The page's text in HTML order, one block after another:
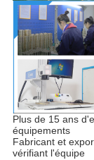
Plus de 15 ans
équipements
Fabricant et
vérifiant l'équipe